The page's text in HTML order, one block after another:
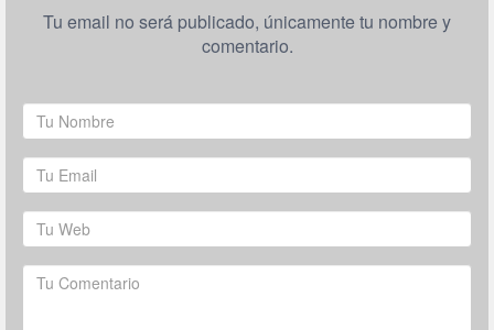
Tu email no será publicado, únicamente tu nombre y
comentario.